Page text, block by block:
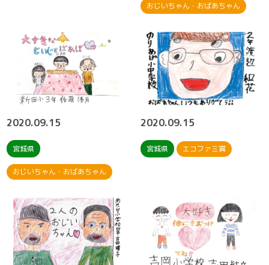
おじいちゃん・おばあちゃん
2020.09.15
宮城県
おじいちゃん・おばあちゃん
2020.09.15
宮城県 エコファミ賞